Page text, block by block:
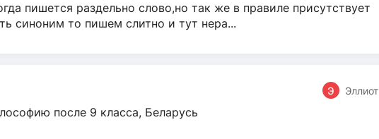
пишется раздельно слово,но так же в правиле присутствует
синоним то пишем слитно и тут нера...
Э Эллиот
после 9 класса, Беларусь